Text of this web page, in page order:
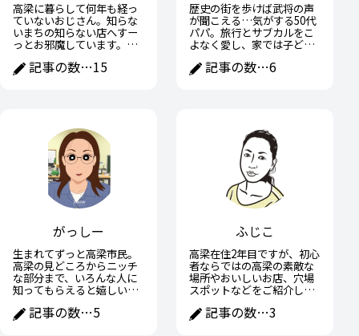
高梁に暮らして何年も経っ
ていないおじさん。知らな
いまちの知らない店へすー
っとお邪魔しています。高
おじさんなりに紹介できた
らと思います。
記事の数…15
歴史の街を歩けば武将の声
が聞こえる…気がする50代
パパ。旅行とサブカルをこ
よなく愛し、家では子ども
かに戦国武将の子育て術に
学ぶ日々。趣味と家族の間
記事の数…6
がっしー
生まれてずっと高梁市民。
高梁の見どころからニッチ
な部分まで、いろんな人に
知ってもらえると嬉しいで
記事の数…5
ふじこ
高梁在住2年目ですが、初心
者ならではの高梁の素敵な
場所やおいしいお店、穴場
スポットなどをご紹介して
記事の数…3